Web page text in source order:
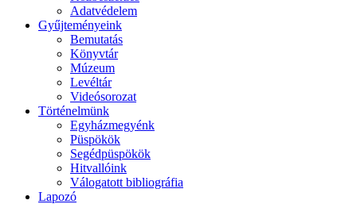
Adatvédelem
Gyűjteményeink
Bemutatás
Könyvtár
Múzeum
Levéltár
Videósorozat
Történelmünk
Egyházmegyénk
Püspökök
Segédpüspökök
Hitvallóink
Válogatott bibliográfia
Lapozó